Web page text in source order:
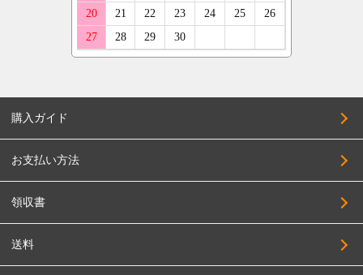
購入ガイド
お支払い方法
領収書
送料